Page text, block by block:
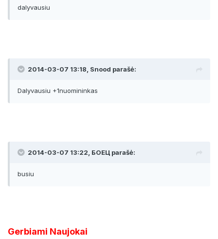
dalyvausiu
2014-03-07 13:18, Snood parašė:
Dalyvausiu +1nuomininkas
2014-03-07 13:22, БОЕЦ parašė:
busiu
Gerbiami Naujokai